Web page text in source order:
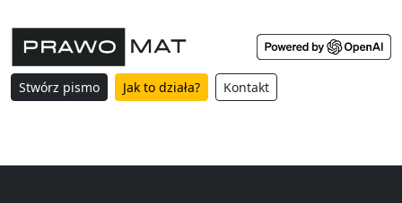
Stwórz pismo Jak to działa? Kontakt